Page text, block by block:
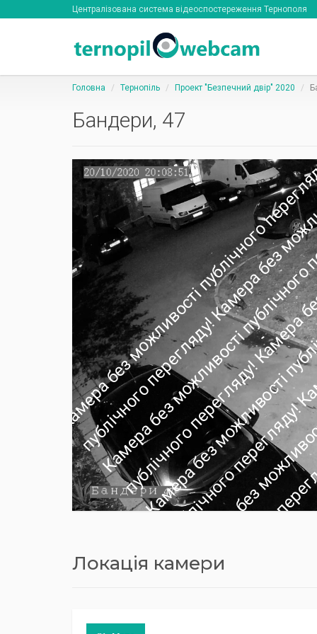
Централізована система відеоспостереження Тернополя
Головна Тернопіль Проект "Безпечний двір" 2020
Бандери, 47
Локація камери